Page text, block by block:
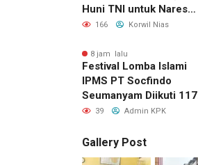
Huni TNI untuk Nares
Zandroto
166 Korwil Nias
8 jam lalu
Festival Lomba Islami
IPMS PT Socfindo
Seumanyam Diikuti 117
Pelajar, H. Ricky Dorong
Berprestasi
39 Admin KPK
Gallery Post